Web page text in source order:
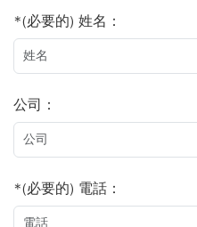
*(必要的) 姓名：
公司：
*(必要的) 電話：